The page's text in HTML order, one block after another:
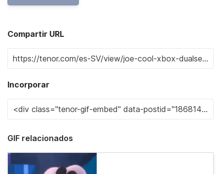
Compartir URL
Incorporar
GIF relacionados